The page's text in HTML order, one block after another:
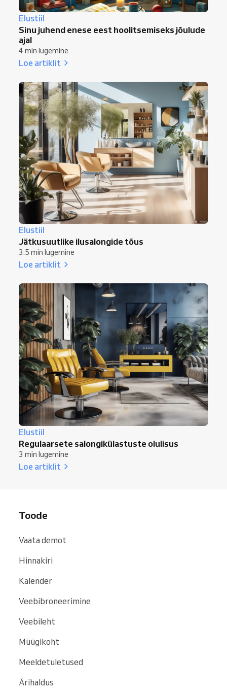
Elustiil
Sinu juhend enese eest hoolitsemiseks jõulude
ajal
4 min lugemine
Loe artiklit
Elustiil
Jätkusuutlike ilusalongide tõus
3.5 min lugemine
Loe artiklit
Elustiil
Regulaarsete salongikülastuste olulisus
3 min lugemine
Loe artiklit
Toode
Vaata demot
Hinnakiri
Kalender
Veebibroneerimine
Veebileht
Müügikoht
Meeldetuletused
Ärihaldus